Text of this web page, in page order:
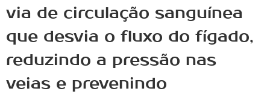
via de circulação sanguínea
que desvia o fluxo do fígado,
reduzindo a pressão nas
veias e prevenindo